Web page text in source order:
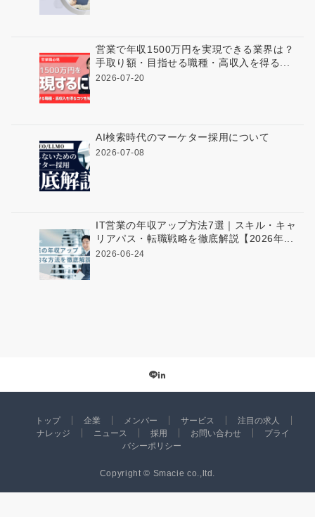
営業で年収1500万円を実現できる業界は？
手取り額・目指せる職種・高収入を得る...
2026-07-20
AI検索時代のマーケター採用について
2026-07-08
IT営業の年収アップ方法7選｜スキル・キャ
リアパス・転職戦略を徹底解説【2026年...
2026-06-24
トップ 企業 メンバー サービス
注目の求人
ナレッジ
ニュース 採用 お問い合わせ
プライ
バシーポリシー
Copyright © Smacie co.,ltd.